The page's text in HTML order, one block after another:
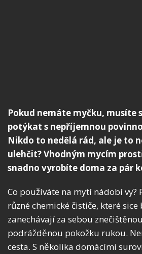
Pokud nemáte myčku, musíte
potýkat s nepříjemnou
Nikdo to nedělá rád, ale je to
ulehčit? Vhodným mycím
snadno vyrobíte doma za pár
Co používáte na mytí nádobí vy?
různé chemické čističe, které
zanechávají za sebou
podrážděnou pokožku rukou.
cesta. S několika domácími